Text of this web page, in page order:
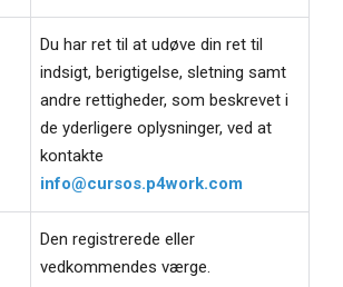
Du har ret til at udøve din ret til
indsigt, berigtigelse, sletning samt
andre rettigheder, som beskrevet i
de yderligere oplysninger, ved at
kontakte
info@cursos.p4work.com
Den registrerede eller
vedkommendes værge.